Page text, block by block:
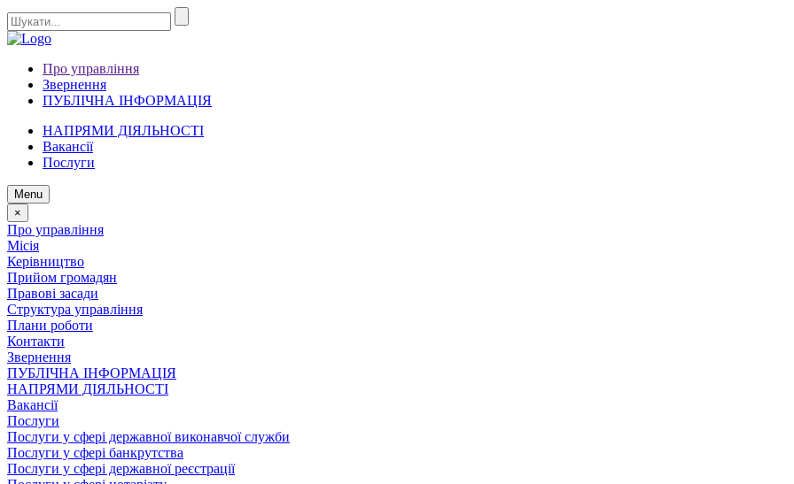
Про управління
Звернення
ПУБЛІЧНА ІНФОРМАЦІЯ
НАПРЯМИ ДІЯЛЬНОСТІ
Вакансії
Послуги
Menu
×
Про управління
Місія
Керівництво
Прийом громадян
Правові засади
Структура управління
Плани роботи
Контакти
Звернення
ПУБЛІЧНА ІНФОРМАЦІЯ
НАПРЯМИ ДІЯЛЬНОСТІ
Вакансії
Послуги
Послуги у сфері державної виконавчої служби
Послуги у сфері банкрутства
Послуги у сфері державної реєстрації